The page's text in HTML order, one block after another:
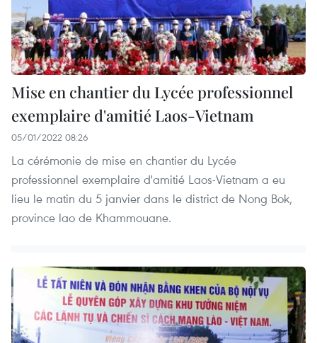
Mise en chantier du Lycée professionnel
exemplaire d'amitié Laos-Vietnam
05/01/2022 08:26
La cérémonie de mise en chantier du Lycée
professionnel exemplaire d'amitié Laos-Vietnam a eu
lieu le matin du 5 janvier dans le district de Nong Bok,
province lao de Khammouane.